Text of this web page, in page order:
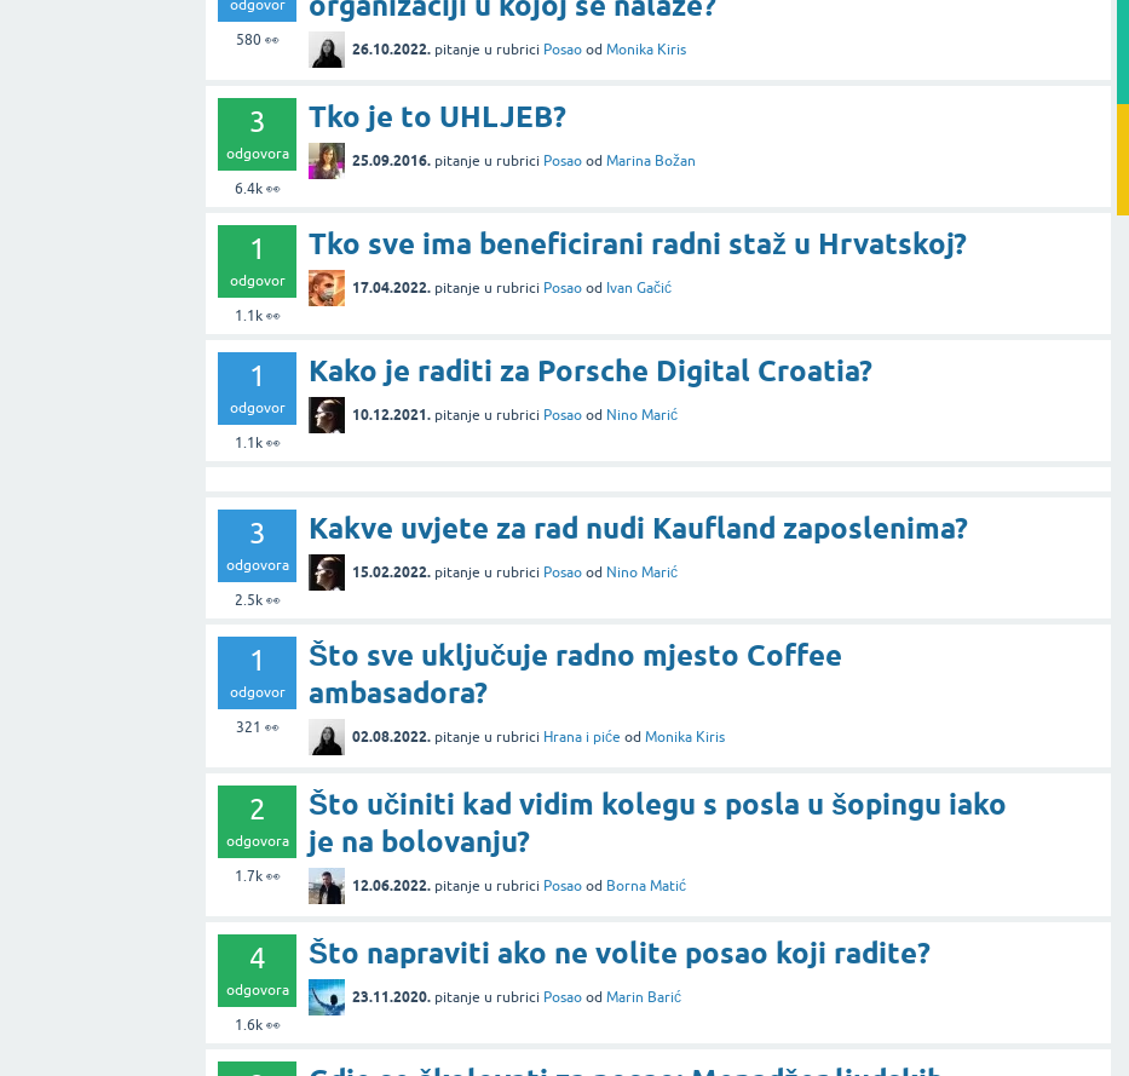
odgovor
580👀 26.10.2022. pitanje u rubrici Posao od Monika Kiris
3
odgovora
6.4k👀
Tko je to UHLJEB?
25.09.2016. pitanje u rubrici Posao od Marina Božan
1
odgovor
1.1k👀
Tko sve ima beneficirani radni staž u Hrvatskoj?
17.04.2022. pitanje u rubrici Posao od Ivan Gačić
1
odgovor
1.1k👀
Kako je raditi za Porsche Digital Croatia?
10.12.2021. pitanje u rubrici Posao od Nino Marić
3
odgovora
2.5k👀
Kakve uvjete za rad nudi Kaufland zaposlenima?
15.02.2022. pitanje u rubrici Posao od Nino Marić
1
odgovor
321 👀
Što sve uključuje radno mjesto Coffee
ambasadora?
02.08.2022. pitanje u rubrici Hrana i piće od Monika Kiris
2
odgovora
1.7k👀
Što učiniti kad vidim kolegu s posla u šopingu iako
je na bolovanju?
12.06.2022. pitanje u rubrici Posao od Borna Matić
4
odgovora
1.6k👀
Što napraviti ako ne volite posao koji radite?
23.11.2020. pitanje u rubrici Posao od Marin Barić